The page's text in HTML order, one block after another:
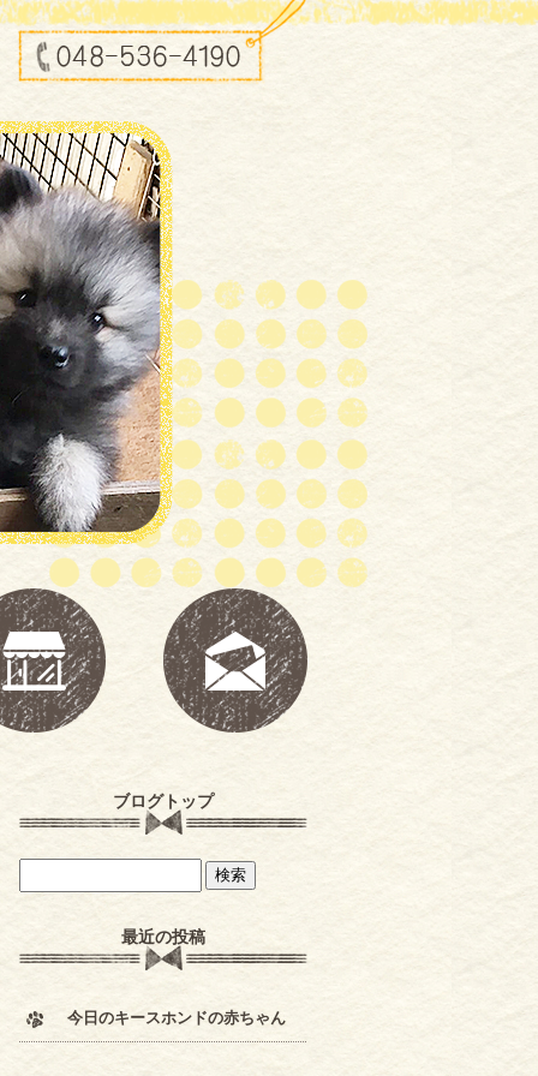
ブログトップ
最近の投稿
今日のキースホンドの赤ちゃん